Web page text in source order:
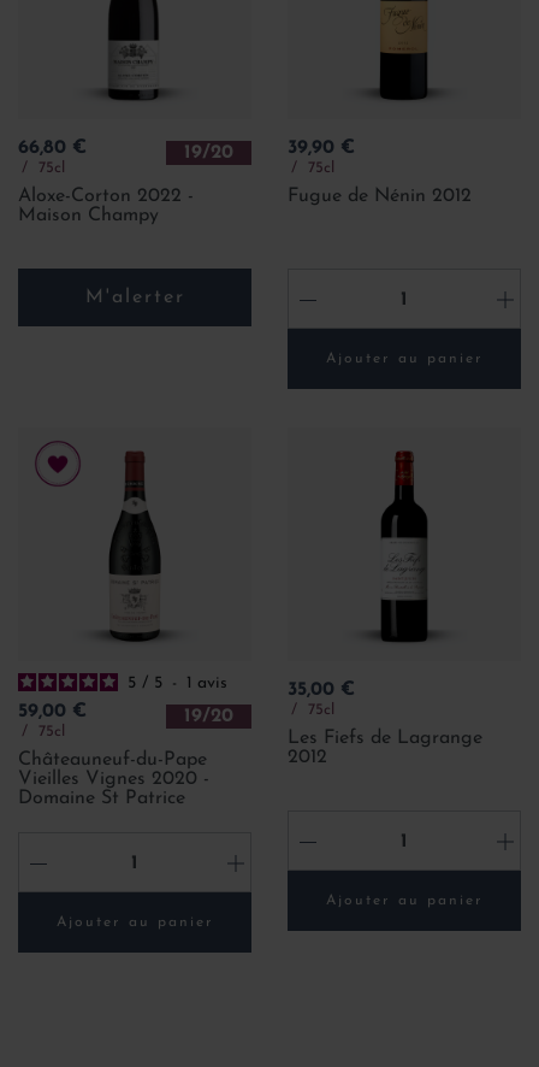
Prix
66,80 €
75cl
19/20
Aloxe-Corton 2022 -
Maison Champy
M'alerter
Prix
39,90 €
75cl
Fugue de Nénin 2012
- +
Ajouter au panier
5 / 5 - 1 avis
Prix
59,00 €
75cl
19/20
Châteauneuf-du-Pape
Vieilles Vignes 2020 -
Domaine St Patrice
- +
Ajouter au panier
Prix
35,00 €
75cl
Les Fiefs de Lagrange
2012
- +
Ajouter au panier